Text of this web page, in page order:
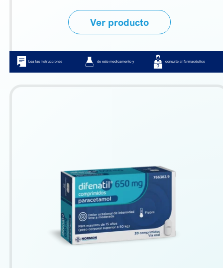
Ver producto
Lea las instrucciones de este medicamento y consulte al farmacéutico